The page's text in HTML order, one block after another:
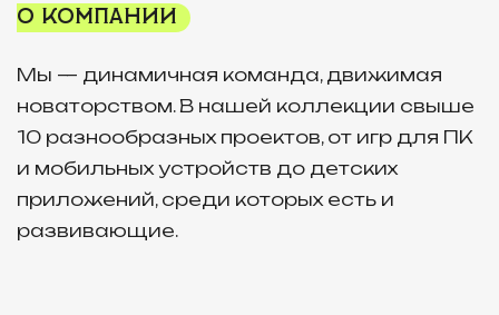
О КОМПАНИИ
Мы — динамичная команда, движимая
новаторством. В нашей коллекции свыше
10 разнообразных проектов, от игр для ПК
и мобильных устройств до детских
приложений, среди которых есть и
развивающие.